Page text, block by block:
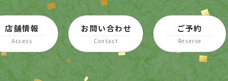
店舗情報 お問い合わせ ご予約